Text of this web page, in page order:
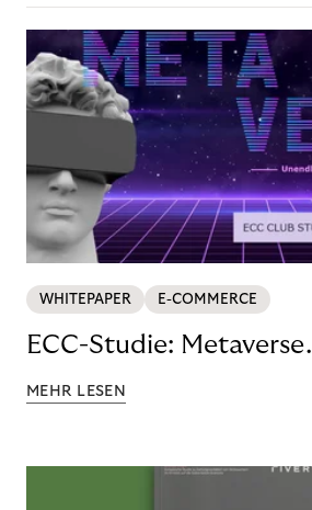
WHITEPAPER E-COMMERCE
ECC-Studie: Metaverse.
MEHR LESEN